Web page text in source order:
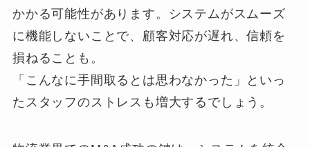
かかる可能性があります。システムがスムーズ
に機能しないことで、顧客対応が遅れ、信頼を
損ねることも。
「こんなに手間取るとは思わなかった」といっ
たスタッフのストレスも増大するでしょう。